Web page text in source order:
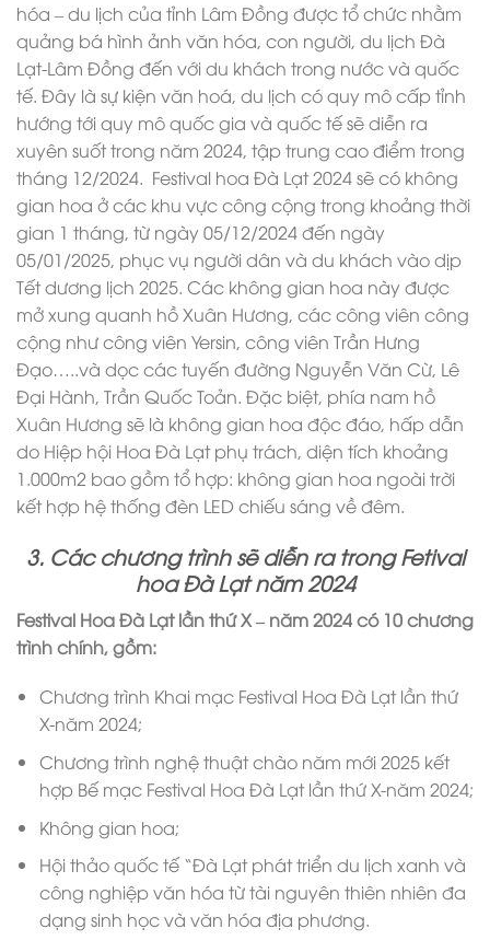
hóa – du lịch của tỉnh Lâm Đồng được tổ chức nhằm
quảng bá hình ảnh văn hóa, con người, du lịch Đà
Lạt-Lâm Đồng đến với du khách trong nước và quốc
tế. Đây là sự kiện văn hoá, du lịch có quy mô cấp tỉnh
hướng tới quy mô quốc gia và quốc tế sẽ diễn ra
xuyên suốt trong năm 2024, tập trung cao điểm trong
tháng 12/2024. Festival hoa Đà Lạt 2024 sẽ có không
gian hoa ở các khu vực công cộng trong khoảng thời
gian 1 tháng, từ ngày 05/12/2024 đến ngày
05/01/2025, phục vụ người dân và du khách vào dịp
Tết dương lịch 2025. Các không gian hoa này được
mở xung quanh hồ Xuân Hương, các công viên công
cộng như công viên Yersin, công viên Trần Hưng
Đạo…..và dọc các tuyến đường Nguyễn Văn Cừ, Lê
Đại Hành, Trần Quốc Toản. Đặc biệt, phía nam hồ
Xuân Hương sẽ là không gian hoa độc đáo, hấp dẫn
do Hiệp hội Hoa Đà Lạt phụ trách, diện tích khoảng
1.000m2 bao gồm tổ hợp: không gian hoa ngoài trời
kết hợp hệ thống đèn LED chiếu sáng về đêm.
3. Các chương trình sẽ diễn ra trong Fetival
hoa Đà Lạt năm 2024
Festival Hoa Đà Lạt lần thứ X – năm 2024 có 10 chương
trình chính, gồm:
Chương trình Khai mạc Festival Hoa Đà Lạt lần thứ
X-năm 2024;
Chương trình nghệ thuật chào năm mới 2025 kết
hợp Bế mạc Festival Hoa Đà Lạt lần thứ X-năm 2024;
Không gian hoa;
Hội thảo quốc tế “Đà Lạt phát triển du lịch xanh và
công nghiệp văn hóa từ tài nguyên thiên nhiên đa
dạng sinh học và văn hóa địa phương.